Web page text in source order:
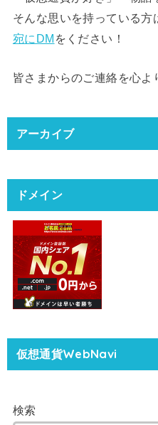
そんな思いを持っている方
宛にDM をください！
皆さまからのご連絡を心よ
アーカイブ
ドメイン
仮想通貨WebNavi
検索